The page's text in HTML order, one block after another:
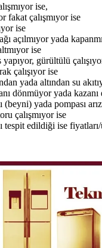
ise,
fakat çalışmıyor ise
ise
açılmıyor yada
ise
gürültülü
çalışıyor ise
yada altından su
dönmüyor yada kazanı
yada pompası
çalışmıyor ise
tespit edildiği ise